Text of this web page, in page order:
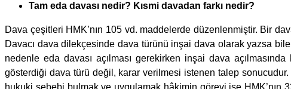
Tam eda davası nedir? Kısmi davadan farkı nedir?
Dava çeşitleri HMK’nın 105 vd. maddelerde düzenlenmiştir. Bir
Davacı dava dilekçesinde dava türünü inşai dava olarak yazsa
nedenle eda davası açılması gerekirken inşai dava
gösterdiği dava türü değil, karar verilmesi istenen talep
hukuki sebebi bulmak ve uygulamak hâkimin görevi ise HMK’nın